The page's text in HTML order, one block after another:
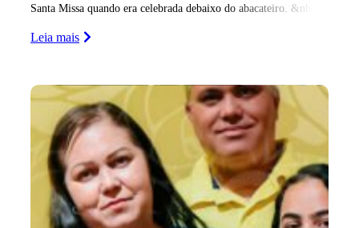
Santa Missa quando era celebrada debaixo do abacateiro. &nbs
Leia mais